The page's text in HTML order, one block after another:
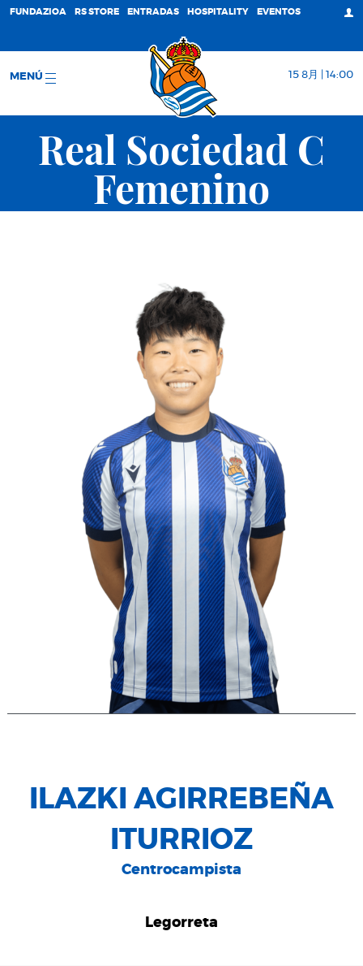
FUNDAZIOA RS STORE ENTRADAS HOSPITALITY EVENTOS
MENÚ 15 8月 | 14:00
Real Sociedad C
Femenino
ILAZKI AGIRREBEÑA
ITURRIOZ
Centrocampista
Legorreta